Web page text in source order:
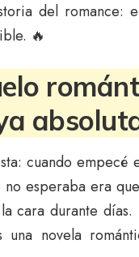
del romance:
🔥
cuando
esperaba era
cara durante días.
una novela